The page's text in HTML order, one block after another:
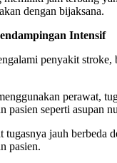
dengan bijaksana.
Intensif
penyakit
perawat,
pasien seperti asupan
tugasnya jauh berbeda
pasien.